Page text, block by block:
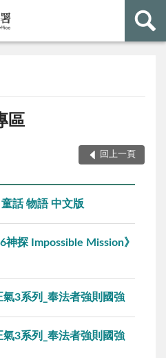
區
回上一頁
話 物語 中文版
神探 Impossible Mission》
氣3系列_奉法者強則國強
氣3系列_奉法者強則國強